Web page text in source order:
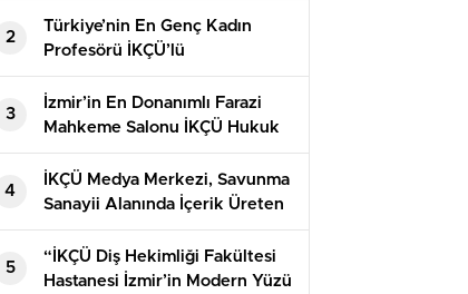
2
Türkiye’nin En Genç Kadın
Profesörü İKÇÜ’lü
3
İzmir’in En Donanımlı Farazi
Mahkeme Salonu İKÇÜ Hukuk
Fakültesi’nde Açıldı
4
İKÇÜ Medya Merkezi, Savunma
Sanayii Alanında İçerik Üreten
Kaner Kurt’u Ağırladı
5
“İKÇÜ Diş Hekimliği Fakültesi
Hastanesi İzmir’in Modern Yüzü